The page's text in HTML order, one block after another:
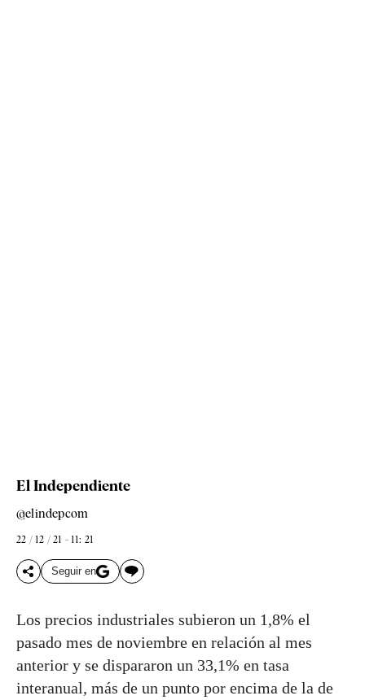
El Independiente
@elindepcom
22 / 12 / 21 - 11: 21
Seguir en
Los precios industriales subieron un 1,8% el
pasado mes de noviembre en relación al mes
anterior y se dispararon un 33,1% en tasa
interanual, más de un punto por encima de la de